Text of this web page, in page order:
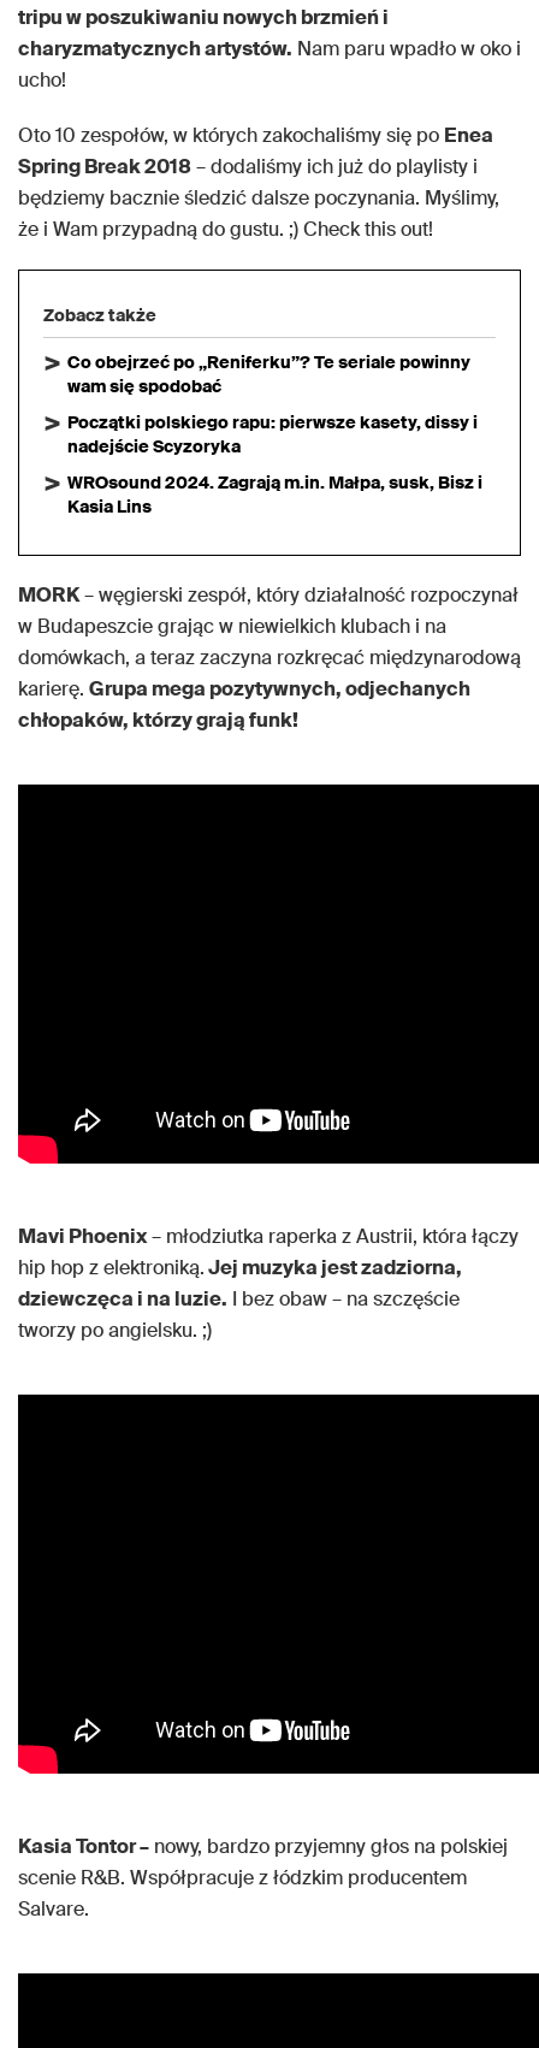
tripu w poszukiwaniu nowych brzmień i
charyzmatycznych artystów. Nam paru wpadło w oko i
ucho!
Oto 10 zespołów, w których zakochaliśmy się po Enea
Spring Break 2018– dodaliśmy ich już do playlisty i
będziemy bacznie śledzić dalsze poczynania. Myślimy,
że i Wam przypadną do gustu. ;) Check this out!
Zobacz także
Co obejrzeć po „Reniferku”? Te seriale powinny
wam się spodobać
Początki polskiego rapu: pierwsze kasety, dissy i
nadejście Scyzoryka
WROsound 2024. Zagrają m.in. Małpa, susk, Bisz i
Kasia Lins
MORK– węgierski zespół, który działalność rozpoczynał
w Budapeszcie grając w niewielkich klubach i na
domówkach, a teraz zaczyna rozkręcać międzynarodową
karierę. Grupa mega pozytywnych, odjechanych
chłopaków, którzy grają funk!
Mavi Phoenix– młodziutka raperka z Austrii, która łączy
hip hop z elektroniką.Jej muzyka jest zadziorna,
dziewczęca i na luzie. I bez obaw – na szczęście
tworzy po angielsku. ;)
Kasia Tontor – nowy, bardzo przyjemny głos na polskiej
scenie R&B. Współpracuje z łódzkim producentem
Salvare.